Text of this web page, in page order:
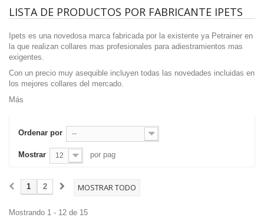
LISTA DE PRODUCTOS POR FABRICANTE IPETS
Ipets es una novedosa marca fabricada por la existente ya Petrainer en
la que realizan collares mas profesionales para adiestramientos mas
exigentes.
Con un precio muy asequible incluyen todas las novedades incluidas en
los mejores collares del mercado.
Más
Ordenar por --
Mostrar 12 por pag
MOSTRAR TODO
1 2
Mostrando 1 - 12 de 15